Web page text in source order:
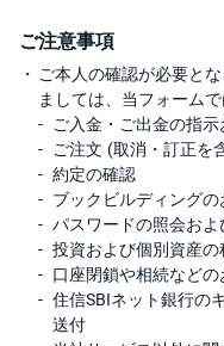
商
品
先
物
金
・
銀
・
プ
ラ
チ
ナ
貨
N
ご注意事項
ご本人の確認が必要と
ましては、当フォーム
ご入金・ご出金の指
ご注文 (取消・訂正を
約定の確認
ブックビルディング
パスワードの照会およ
投資および個別資産
口座閉鎖や相続などの
住信SBIネット銀行の
送付